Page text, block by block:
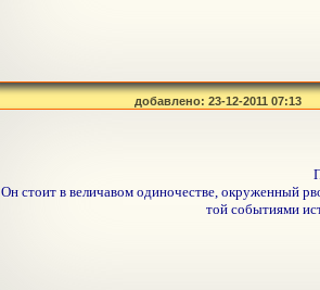
добавлено: 23-12-2011 07:13
Он стоит в величавом одиночестве, окруженный
той событиями